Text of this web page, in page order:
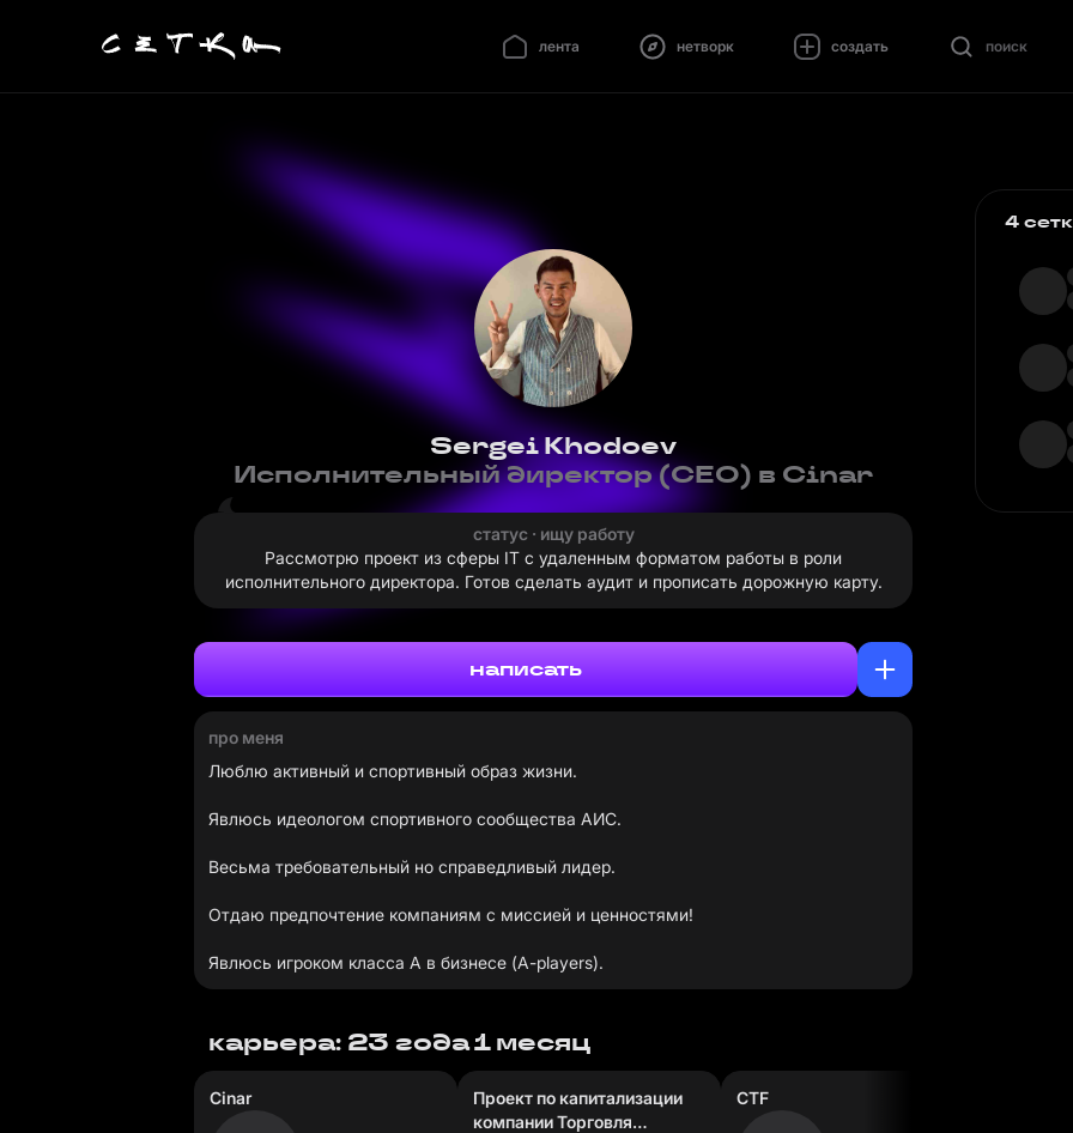
лента нетворк создать поиск
Sergei Khodoev
Исполнительный директор (CEO) в Cinar
статус · ищу работу
Рассмотрю проект из сферы IT с удаленным форматом работы в роли
исполнительного директора. Готов сделать аудит и прописать дорожную карту.
написать
про меня
Люблю активный и спортивный образ жизни.
Явлюсь идеологом спортивного сообщества АИС.
Весьма требовательный но справедливый лидер.
Отдаю предпочтение компаниям с миссией и ценностями!
Явлюсь игроком класса А в бизнесе (A-players).
карьера: 23 года 1 месяц
Cinar
Проект по капитализации
компании Торговля
CTF
4